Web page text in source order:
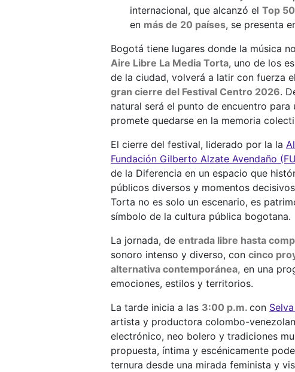
internacional, que alcanzó el Top
en más de 20 países, se presenta
Bogotá tiene lugares donde la música
Aire Libre La Media Torta, uno de los
de la ciudad, volverá a latir con fuerza el
gran cierre del Festival Centro 2026.
natural será el punto de encuentro
promete quedarse en la memoria
El cierre del festival, liderado por la la
Fundación Gilberto Alzate Avendaño
de la Diferencia en un espacio que
públicos diversos y momentos
Torta no es solo un escenario, es
símbolo de la cultura pública bogotana.
La jornada, de entrada libre hasta
sonoro intenso y diverso, con cinco
alternativa contemporánea, en una
emociones, estilos y territorios.
La tarde inicia a las 3:00 p.m. con
artista y productora colombo-
electrónico, neo bolero y tradiciones
propuesta, íntima y escénicamente
ternura desde una mirada feminista y